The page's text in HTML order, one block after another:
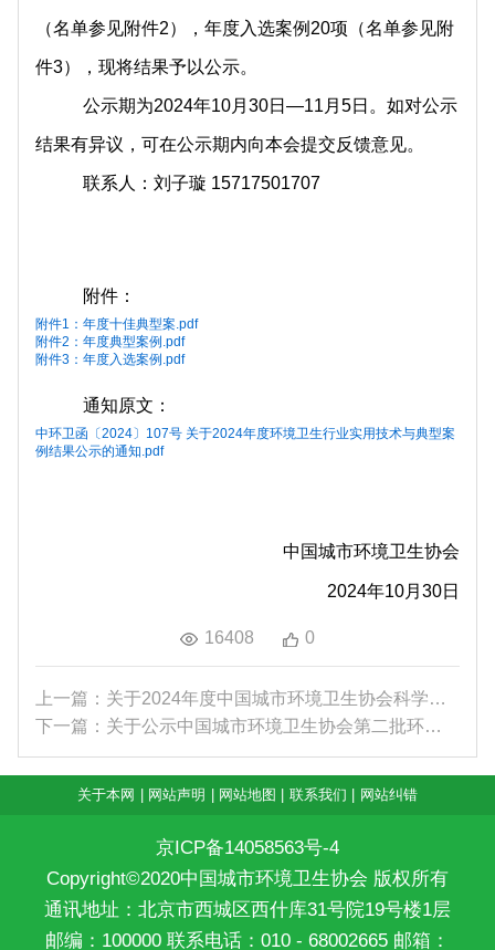
（名单参见附件2），年度入选案例20项（名单参见附
件3），现将结果予以公示。
公示期为2024年10月30日—11月5日。如对公示
结果有异议，可在公示期内向本会提交反馈意见。
联系人：刘子璇 15717501707
附件：
附件1：年度十佳典型案.pdf
附件2：年度典型案例.pdf
附件3：年度入选案例.pdf
通知原文：
中环卫函〔2024〕107号 关于2024年度环境卫生行业实用技术与典型案
例结果公示的通知.pdf
中国城市环境卫生协会
2024年10月30日
16408 0
上一篇：关于2024年度中国城市环境卫生协会科学技术...
下一篇：关于公示中国城市环境卫生协会第二批环卫行...
关于本网 网站声明 网站地图 联系我们 网站纠错
京ICP备14058563号-4
Copyright©2020中国城市环境卫生协会 版权所有
通讯地址：北京市西城区西什库31号院19号楼1层
邮编：100000 联系电话：010 - 68002665 邮箱：